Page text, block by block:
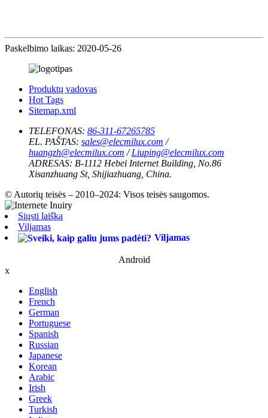
Paskelbimo laikas: 2020-05-26
Produktų vadovas
Hot Tags
Sitemap.xml
TELEFONAS: 86-311-67265785
EL. PAŠTAS: sales@elecmilux.com /
huangzh@elecmilux.com /Liuping@elecmilux.com
ADRESAS: B-1112 Hebei Internet Building, No.86
Xisanzhuang St, Shijiazhuang, China.
© Autorių teisės – 2010–2024: Visos teisės saugomos.
Siųsti laišką
Viljamas
Viljamas
Android
x
English
French
German
Portuguese
Spanish
Russian
Japanese
Korean
Arabic
Irish
Greek
Turkish